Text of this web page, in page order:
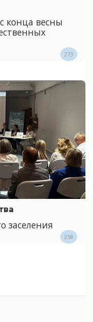
конца весны
273
заселения
258